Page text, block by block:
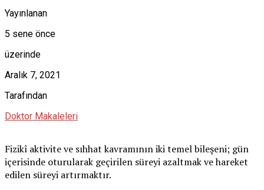
Yayınlanan
5 sene önce
üzerinde
Aralık 7, 2021
Tarafından
Doktor Makaleleri
Fizikî aktivite ve sıhhat kavramının iki temel bileşeni; gün
içerisinde oturularak geçirilen süreyi azaltmak ve hareket
edilen süreyi artırmaktır.